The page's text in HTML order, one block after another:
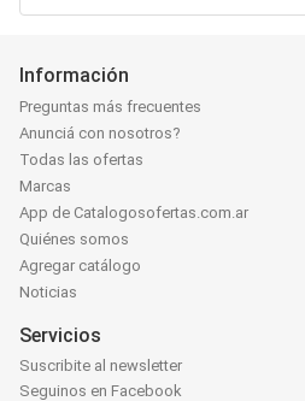
Información
Preguntas más frecuentes
Anunciá con nosotros?
Todas las ofertas
Marcas
App de Catalogosofertas.com.ar
Quiénes somos
Agregar catálogo
Noticias
Servicios
Suscribite al newsletter
Seguinos en Facebook